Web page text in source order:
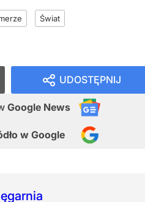
Świat
UDOSTĘPNIJ
Google News
w Google